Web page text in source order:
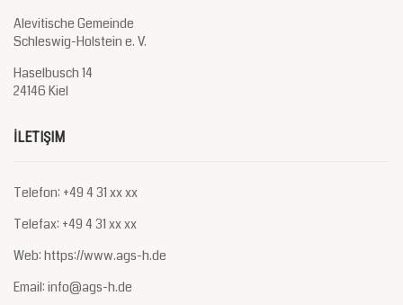
Alevitische Gemeinde
Schleswig-Holstein e. V.
Haselbusch 14
24146 Kiel
İLETIŞIM
Telefon: +49 4 31 xx xx
Telefax: +49 4 31 xx xx
Web: https://www.ags-h.de
Email: info@ags-h.de